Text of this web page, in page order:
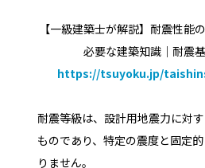
【一級建築士が解説】耐震性能
必要な建築知識｜耐震
https://tsuyoku.jp/
耐震等級は、設計用地震力に対
ものであり、特定の震度と固定
りません。